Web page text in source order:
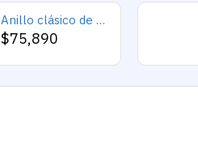
Anillo clásico de plata 925 para hombre con castillo de labradorita Natural, anillo de compromiso Retro Punk auspicioso de Turquía Constantinople
$75,890